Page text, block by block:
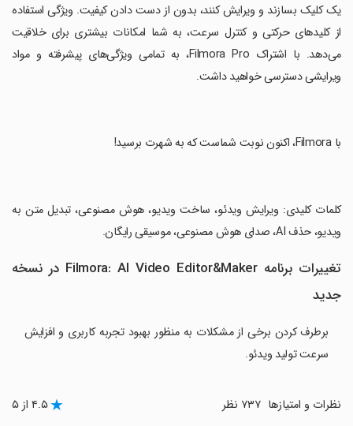
یک کلیک بسازند و ویرایش کنند، بدون از دست دادن کیفیت. ویژگی استفاده
از کلیدهای حرکتی و کنترل سرعت، به شما امکانات بیشتری برای خلاقیت
می‌دهد. با اشتراک Filmora Pro، به تمامی ویژگی‌های پیشرفته و مواد
ویرایشی دسترسی خواهید داشت.
‏با Filmora، اکنون نوبت شماست که به شهرت برسید!
‏کلمات کلیدی: ویرایش ویدئو، ساخت ویدیو، هوش مصنوعی، تبدیل متن به
ویدیو، حذف AI، صدای هوش مصنوعی، موسیقی رایگان.
تغییرات برنامه Filmora: AI Video Editor&Maker در نسخه
جدید
برطرف کردن برخی از مشکلات به منظور بهبود تجربه کاربری و افزایش
سرعت تولید ویدئو.
نظرات و امتیازها ۴.۵ از ۵